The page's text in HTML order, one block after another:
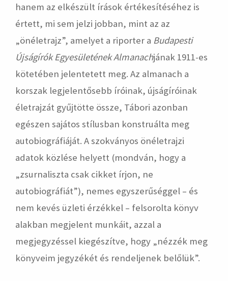
hanem az elkészült írások értékesítéséhez is
értett, mi sem jelzi jobban, mint az az
„önéletrajz”, amelyet a riporter a Budapesti
Újságírók Egyesületének Almanachjának 1911-es
kötetében jelentetett meg. Az almanach a
korszak legjelentősebb íróinak, újságíróinak
életrajzát gyűjtötte össze, Tábori azonban
egészen sajátos stílusban konstruálta meg
autobiográfiáját. A szokványos önéletrajzi
adatok közlése helyett (mondván, hogy a
„zsurnaliszta csak cikket írjon, ne
autobiográfiát”), nemes egyszerűséggel – és
nem kevés üzleti érzékkel – felsorolta könyv
alakban megjelent munkáit, azzal a
megjegyzéssel kiegészítve, hogy „nézzék meg
könyveim jegyzékét és rendeljenek belőlük”.